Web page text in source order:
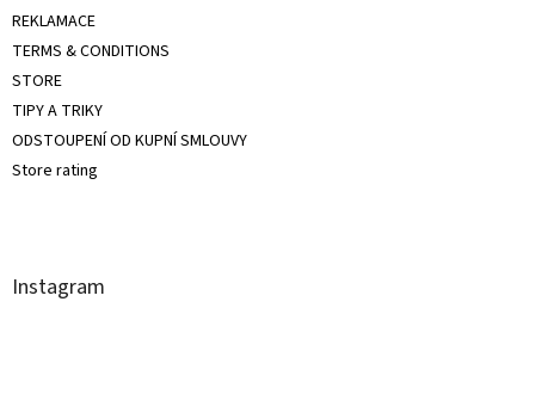
REKLAMACE
TERMS & CONDITIONS
STORE
TIPY A TRIKY
ODSTOUPENÍ OD KUPNÍ SMLOUVY
Store rating
Instagram